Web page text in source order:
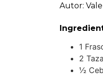
Autor: Vale
1
2
½